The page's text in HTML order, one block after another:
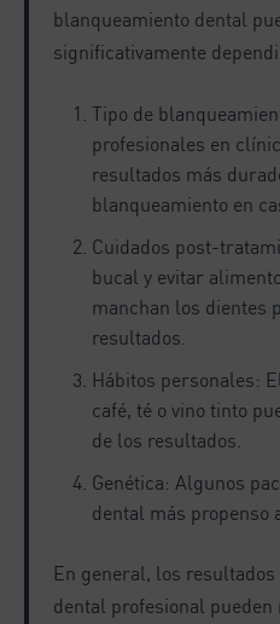
blanqueamiento dental
significativamente
Tipo de
profesionales en
resultados más
blanqueamiento en
Cuidados post-
bucal y evitar
manchan los dientes
resultados.
Hábitos personales:
café, té o vino tinto
de los resultados.
Genética: Algunos
dental más propenso
En general, los
dental profesional pueden